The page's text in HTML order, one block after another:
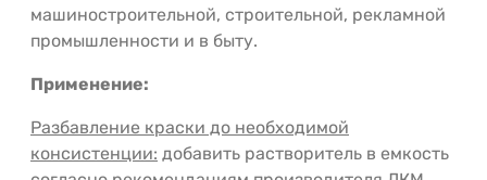
машиностроительной, строительной, рекламной
промышленности и в быту.
Применение:
Разбавление краски до необходимой
консистенции: добавить растворитель в емкость